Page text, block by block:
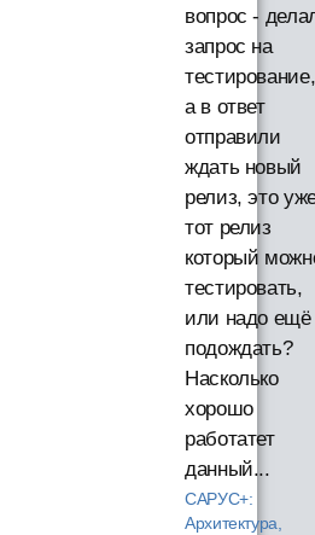
вопрос -
запрос на
тестирование,
а в ответ
отправили
ждать новый
релиз, это
тот релиз
который
тестировать,
или надо ещё
подождать?
Насколько
хорошо
работатет
данный...
САРУС+:
Архитектура,